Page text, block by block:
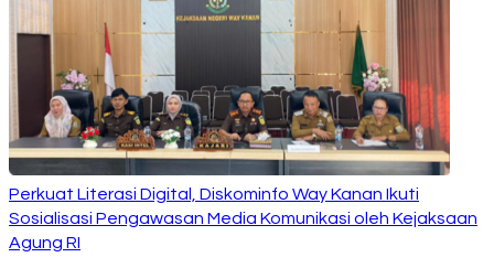
Perkuat Literasi Digital, Diskominfo Way Kanan Ikuti
Sosialisasi Pengawasan Media Komunikasi oleh Kejaksaan
Agung RI